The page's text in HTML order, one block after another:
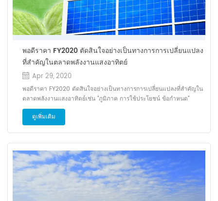
พอดีราคา FY2020 ตัดสินใจอย่างเป็นทางการการเปลี่ยนแปลง
ที่สำคัญในตลาดพลังงานแสงอาทิตย์
Apr 29, 2020
พอดีราคา FY2020 ตัดสินใจอย่างเป็นทางการการเปลี่ยนแปลงที่สำคัญใน
ตลาดพลังงานแสงอาทิตย์เช่น "ภูมิภาค การใช้ประโยชน์ ข้อกำหนด"
กระทรวงเศรษฐกิจการค้าและอุตสาหกรรมได้ประกาศราคาซื้อและการจัด
เก็บราคาต่อหน่วยของระบบราคาคงที่ของพลังงานหมุนเวียน (FIT) ใน
FY2020. ราคาต่อหน่วยที่เรียกเก็บโดยผู้บริโภคเพิ่มขึ้น 0.03 เยน จาก
เมื่อวันที่ 23 มีนาคม 2020 กระทรวงเศรษฐกิจการค้าและอุตสาหกรรมได้
ประกาศราคาซื้อและการจัดเก็บราคาต่อหน่วยของระบบราคาคงที่ของ
พลังงานหมุนเวียน (FIT) สำหรับ FY2020. ราคาต่อหน่วยที่ลูกค้ารับผิด
ชอบจะเพิ่มขึ้น 0.03 เยน จาก ประจำปีงบประมาณ พ.ศ. 2562 ถึง 2.98
เยน / กิโลวัตต์ ในกรณีของบ้านรุ่นเฉลี่ย (260kWh ของการใช้พลังงาน
ดูเพิ่มเติม